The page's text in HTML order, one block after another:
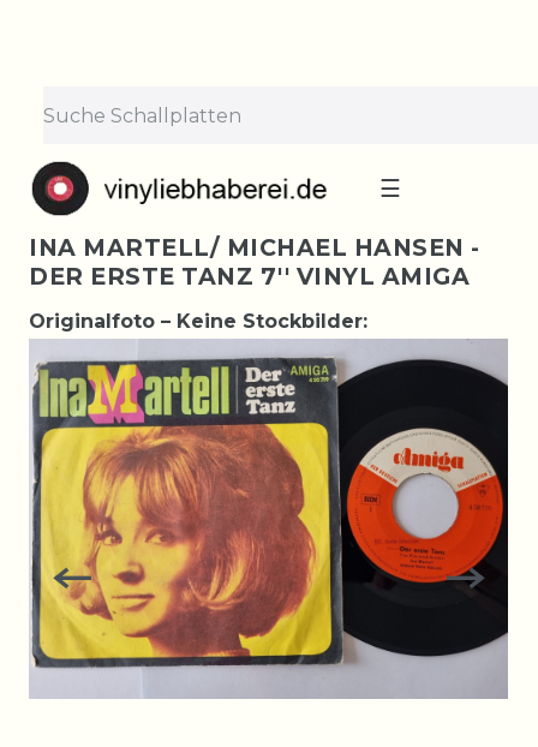
☰
INA MARTELL/ MICHAEL HANSEN -
DER ERSTE TANZ 7'' VINYL AMIGA
Originalfoto – Keine Stockbilder: